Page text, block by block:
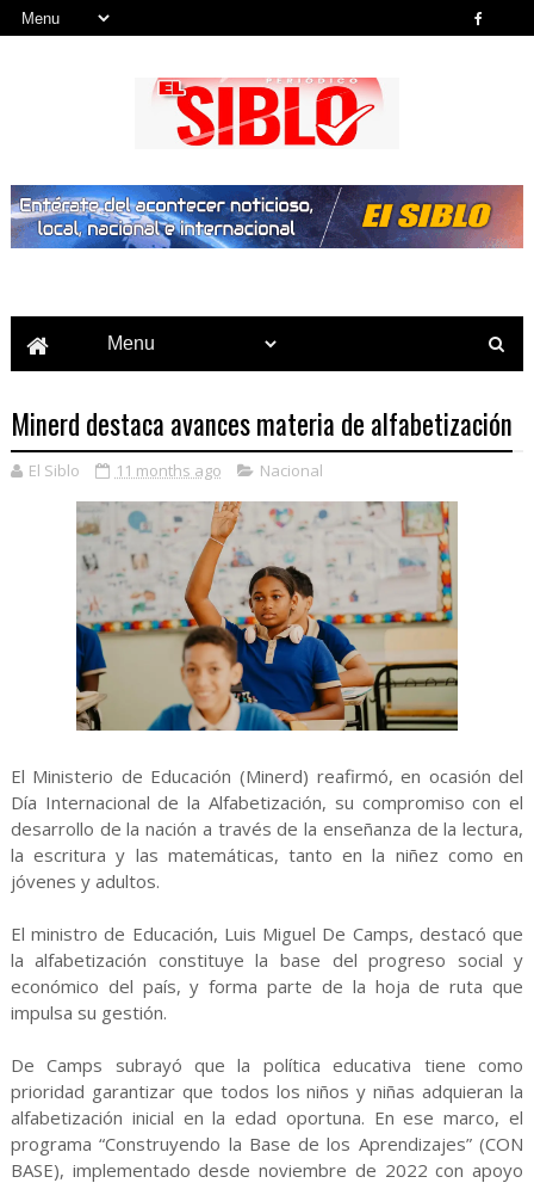
Minerd destaca avances materia de alfabetización
El Siblo 11 months ago Nacional
El Ministerio de Educación (Minerd) reafirmó, en ocasión del
Día Internacional de la Alfabetización, su compromiso con el
desarrollo de la nación a través de la enseñanza de la lectura,
la escritura y las matemáticas, tanto en la niñez como en
jóvenes y adultos.
El ministro de Educación, Luis Miguel De Camps, destacó que
la alfabetización constituye la base del progreso social y
económico del país, y forma parte de la hoja de ruta que
impulsa su gestión.
De Camps subrayó que la política educativa tiene como
prioridad garantizar que todos los niños y niñas adquieran la
alfabetización inicial en la edad oportuna. En ese marco, el
programa “Construyendo la Base de los Aprendizajes” (CON
BASE), implementado desde noviembre de 2022 con apoyo